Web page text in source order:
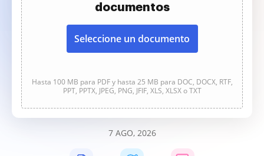
documentos
Seleccione un documento
Hasta 100 MB para PDF y hasta 25 MB para DOC, DOCX, RTF,
PPT, PPTX, JPEG, PNG, JFIF, XLS, XLSX o TXT
7 AGO, 2026